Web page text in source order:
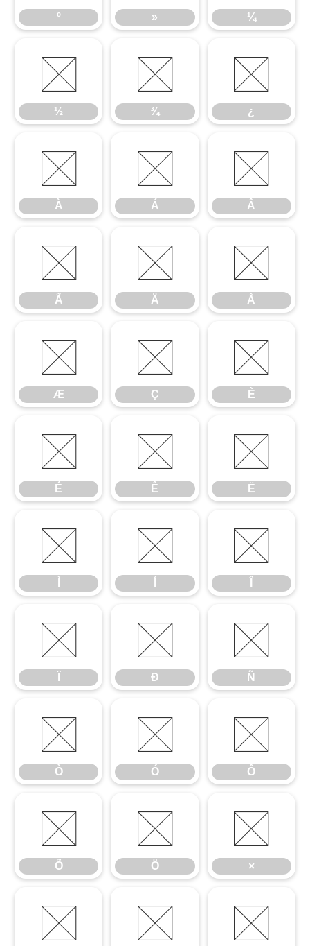
º » ¼
½
½
¾
¾
¿
¿
À
À
Á
Á
Â
Â
Ã
Ã
Ä
Ä
Å
Å
Æ
Æ
Ç
Ç
È
È
É
É
Ê
Ê
Ë
Ë
Ì Í Î
Ï Ð
Ð
Ñ
Ñ
Ò
Ò
Ó
Ó
Ô
Ô
Õ
Õ
Ö
Ö
×
×
Ø Ù Ú